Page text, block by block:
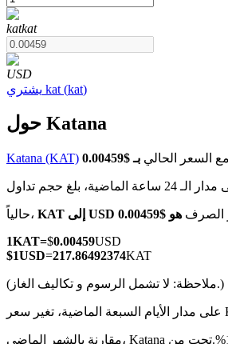
العقود الآجلة USDT
TradFi
الأجنبية والمعادن الثمينة والسلع
katkat
USD
يشتري kat (kat)
حول Katana
Katana (KAT) السعر الحالي
حالياً، KAT إلى USD الصرف
1KAT=$0.00459USD
$1USD=217.86492374KAT
(ملاحظة: لا تشمل الرسوم و تكاليف الغاز.)